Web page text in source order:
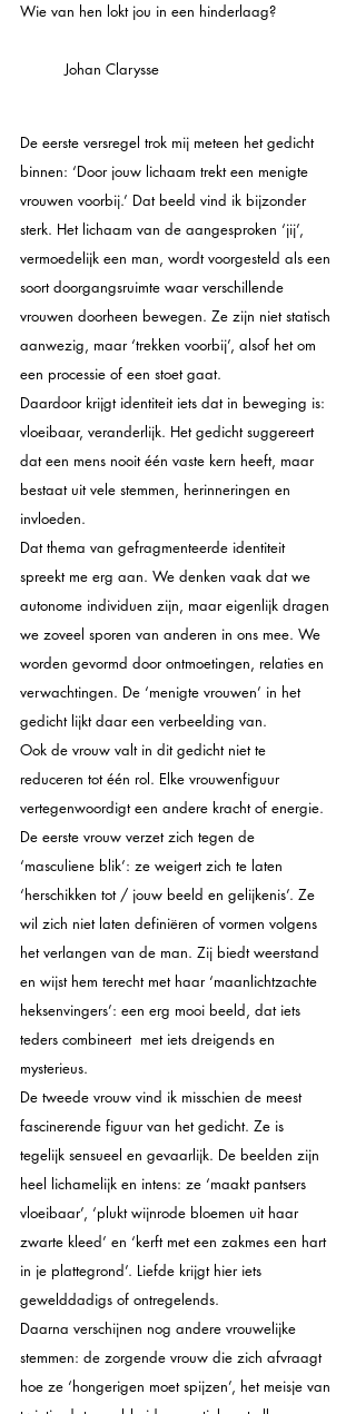
Wie van hen lokt jou in een hinderlaag?
Johan Clarysse
De eerste versregel trok mij meteen het gedicht
binnen: ‘Door jouw lichaam trekt een menigte
vrouwen voorbij.’ Dat beeld vind ik bijzonder
sterk. Het lichaam van de aangesproken ‘jij’,
vermoedelijk een man, wordt voorgesteld als een
soort doorgangsruimte waar verschillende
vrouwen doorheen bewegen. Ze zijn niet statisch
aanwezig, maar ‘trekken voorbij’, alsof het om
een processie of een stoet gaat.
Daardoor krijgt identiteit iets dat in beweging is:
vloeibaar, veranderlijk. Het gedicht suggereert
dat een mens nooit één vaste kern heeft, maar
bestaat uit vele stemmen, herinneringen en
invloeden.
Dat thema van gefragmenteerde identiteit
spreekt me erg aan. We denken vaak dat we
autonome individuen zijn, maar eigenlijk dragen
we zoveel sporen van anderen in ons mee. We
worden gevormd door ontmoetingen, relaties en
verwachtingen. De ‘menigte vrouwen’ in het
gedicht lijkt daar een verbeelding van.
Ook de vrouw valt in dit gedicht niet te
reduceren tot één rol. Elke vrouwenfiguur
vertegenwoordigt een andere kracht of energie.
De eerste vrouw verzet zich tegen de
‘masculiene blik’: ze weigert zich te laten
‘herschikken tot / jouw beeld en gelijkenis’. Ze
wil zich niet laten definiëren of vormen volgens
het verlangen van de man. Zij biedt weerstand
en wijst hem terecht met haar ‘maanlichtzachte
heksenvingers’: een erg mooi beeld, dat iets
teders combineert  met iets dreigends en
mysterieus.
De tweede vrouw vind ik misschien de meest
fascinerende figuur van het gedicht. Ze is
tegelijk sensueel en gevaarlijk. De beelden zijn
heel lichamelijk en intens: ze ‘maakt pantsers
vloeibaar’, ‘plukt wijnrode bloemen uit haar
zwarte kleed’ en ‘kerft met een zakmes een hart
in je plattegrond’. Liefde krijgt hier iets
gewelddadigs of ontregelends.
Daarna verschijnen nog andere vrouwelijke
stemmen: de zorgende vrouw die zich afvraagt
hoe ze ‘hongerigen moet spijzen’, het meisje van